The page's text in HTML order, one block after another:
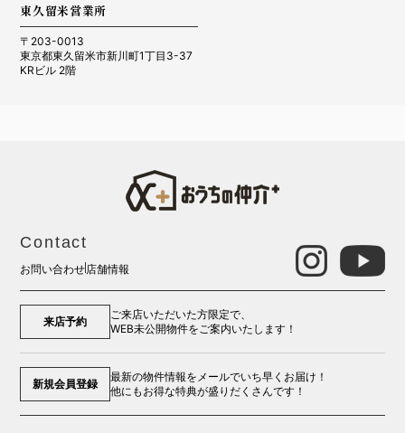
東久留米営業所
〒203-0013
東京都東久留米市新川町1丁目3-37
KRビル 2階
Contact
お問い合わせ 店舗情報
来店予約
ご来店いただいた方限定で、
WEB未公開物件をご案内いたします！
新規会員登録
最新の物件情報をメールでいち早くお届け！
他にもお得な特典が盛りだくさんです！